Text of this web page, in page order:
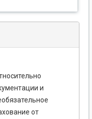
и
от